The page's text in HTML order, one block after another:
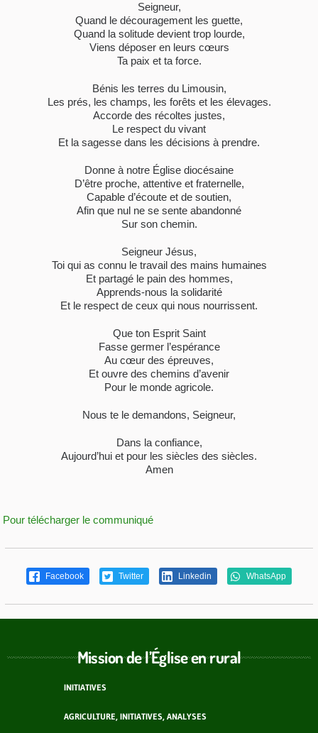
Seigneur,
Quand le découragement les guette,
Quand la solitude devient trop lourde,
Viens déposer en leurs cœurs
Ta paix et ta force.
Bénis les terres du Limousin,
Les prés, les champs, les forêts et les élevages.
Accorde des récoltes justes,
Le respect du vivant
Et la sagesse dans les décisions à prendre.
Donne à notre Église diocésaine
D’être proche, attentive et fraternelle,
Capable d’écoute et de soutien,
Afin que nul ne se sente abandonné
Sur son chemin.
Seigneur Jésus,
Toi qui as connu le travail des mains humaines
Et partagé le pain des hommes,
Apprends-nous la solidarité
Et le respect de ceux qui nous nourrissent.
Que ton Esprit Saint
Fasse germer l’espérance
Au cœur des épreuves,
Et ouvre des chemins d’avenir
Pour le monde agricole.
Nous te le demandons, Seigneur,
Dans la confiance,
Aujourd’hui et pour les siècles des siècles.
Amen
Pour télécharger le communiqué
Facebook Twitter Linkedin WhatsApp
Mission de l’Église en rural
INITIATIVES
AGRICULTURE, INITIATIVES, ANALYSES